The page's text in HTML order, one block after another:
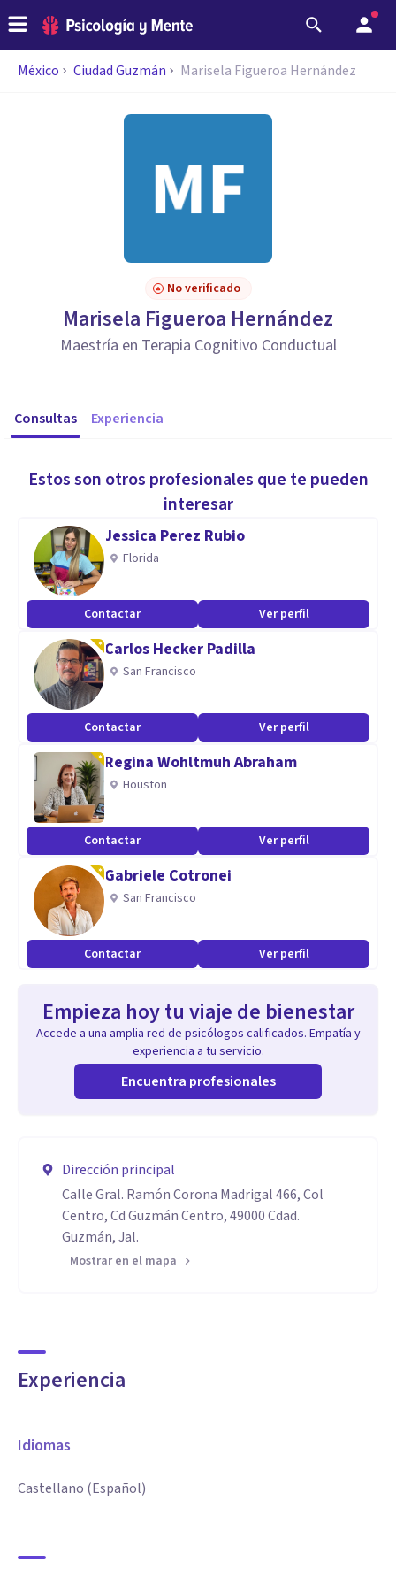
México Ciudad Guzmán Marisela Figueroa Hernández
No verificado
Marisela Figueroa Hernández
Maestría en Terapia Cognitivo Conductual
Consultas Experiencia
Estos son otros profesionales que te pueden
interesar
Jessica Perez Rubio
Florida
Contactar Ver perfil
Carlos Hecker Padilla
San Francisco
Contactar Ver perfil
Regina Wohltmuh Abraham
Houston
Contactar Ver perfil
Gabriele Cotronei
San Francisco
Contactar Ver perfil
Empieza hoy tu viaje de bienestar
Accede a una amplia red de psicólogos calificados. Empatía y
experiencia a tu servicio.
Encuentra profesionales
Dirección principal
Calle Gral. Ramón Corona Madrigal 466, Col
Centro, Cd Guzmán Centro, 49000 Cdad.
Guzmán, Jal.
Mostrar en el mapa
Experiencia
Idiomas
Castellano (Español)